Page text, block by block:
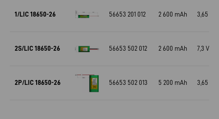
1/LIC 18650-26 56653 201 012 2 600 mAh 3,65 V
2S/LIC 18650-26 56653 502 012 2 600 mAh 7,3 V
2P/LIC 18650-26 56653 502 013 5 200 mAh 3,65 V